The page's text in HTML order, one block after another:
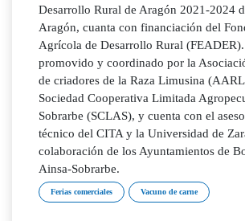
Desarrollo Rural de Aragón 2021-2024
Aragón, cuanta con financiación del
Agrícola de Desarrollo Rural
promovido y coordinado por la
de criadores de la Raza Limusina
Sociedad Cooperativa Limitada
Sobrarbe (SCLAS), y cuenta con el
técnico del CITA y la Universidad de
colaboración de los Ayuntamientos de
Ainsa-Sobrarbe.
Ferias comerciales Vacuno de carne